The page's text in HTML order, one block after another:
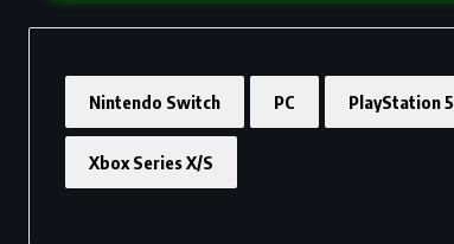
Nintendo Switch PC PlayStation 5
Xbox Series X/S